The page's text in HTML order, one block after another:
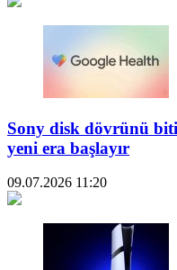
Sony disk dövrünü
yeni era başlayır
09.07.2026 11:20